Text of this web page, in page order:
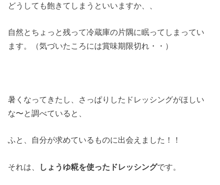
どうしても飽きてしまうといいますか、、
自然とちょっと残って冷蔵庫の片隅に眠ってしまってい
ます。（気づいたころには賞味期限切れ・・）
暑くなってきたし、さっぱりしたドレッシングがほしい
な〜と調べていると、
ふと、自分が求めているものに出会えました！！
それは、 しょうゆ糀を使ったドレッシングです。